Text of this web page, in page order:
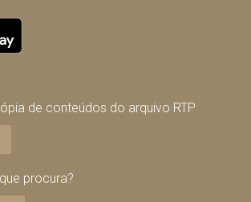
de conteúdos do arquivo RTP
procura?